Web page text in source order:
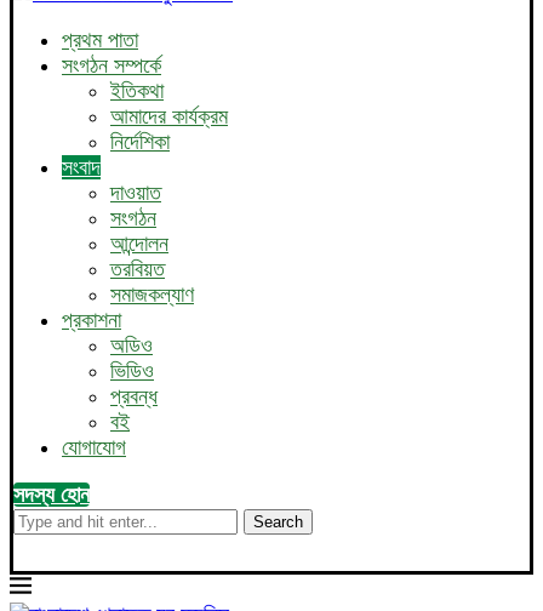
প্রথম পাতা
সংগঠন সম্পর্কে
ইতিকথা
আমাদের কার্যক্রম
নির্দেশিকা
সংবাদ
দাওয়াত
সংগঠন
আন্দোলন
তরবিয়ত
সমাজকল্যাণ
প্রকাশনা
অডিও
ভিডিও
প্রবন্ধ
বই
যোগাযোগ
সদস্য হোন
Search